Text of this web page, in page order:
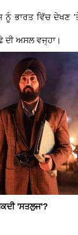
ਨੂੰ ਭਾਰਤ ਵਿੱਚ ਦੇਖਣ
ਦੀ ਅਸਲ ਵਜ੍ਹਾ।
'ਸਤਲੁਜ'?